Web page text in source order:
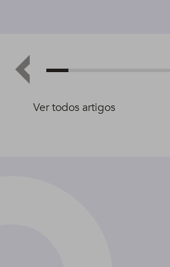
Ver todos artigos